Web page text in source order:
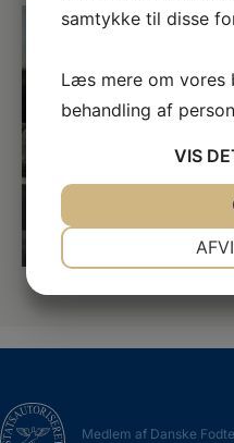
Medlem af Danske
samtykke til disse
Læs mere om vores
behandling af
VIS